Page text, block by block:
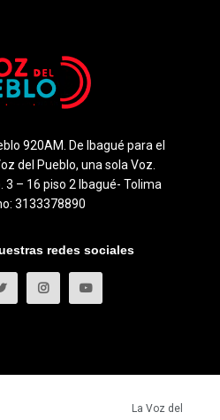
920AM. De Ibagué para el
del Pueblo, una sola Voz.
3 – 16 piso 2 Ibagué- Tolima
3133378890
redes sociales
La Voz del